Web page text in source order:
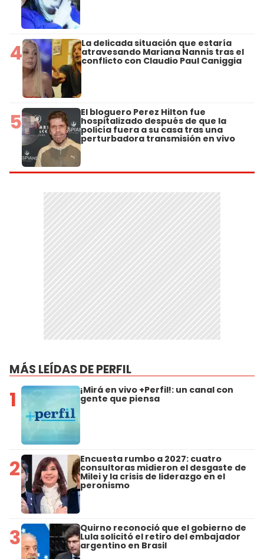
4 La delicada situación que estaría
atravesando Mariana Nannis tras el
conflicto con Claudio Paul Caniggia
5 El bloguero Perez Hilton fue
hospitalizado después de que la
policía fuera a su casa tras una
perturbadora transmisión en vivo
MÁS LEÍDAS DE PERFIL
1 ¡Mirá en vivo +Perfil!: un canal con
gente que piensa
2 Encuesta rumbo a 2027: cuatro
consultoras midieron el desgaste de
Milei y la crisis de liderazgo en el
peronismo
3 Quirno reconoció que el gobierno de
Lula solicitó el retiro del embajador
argentino en Brasil